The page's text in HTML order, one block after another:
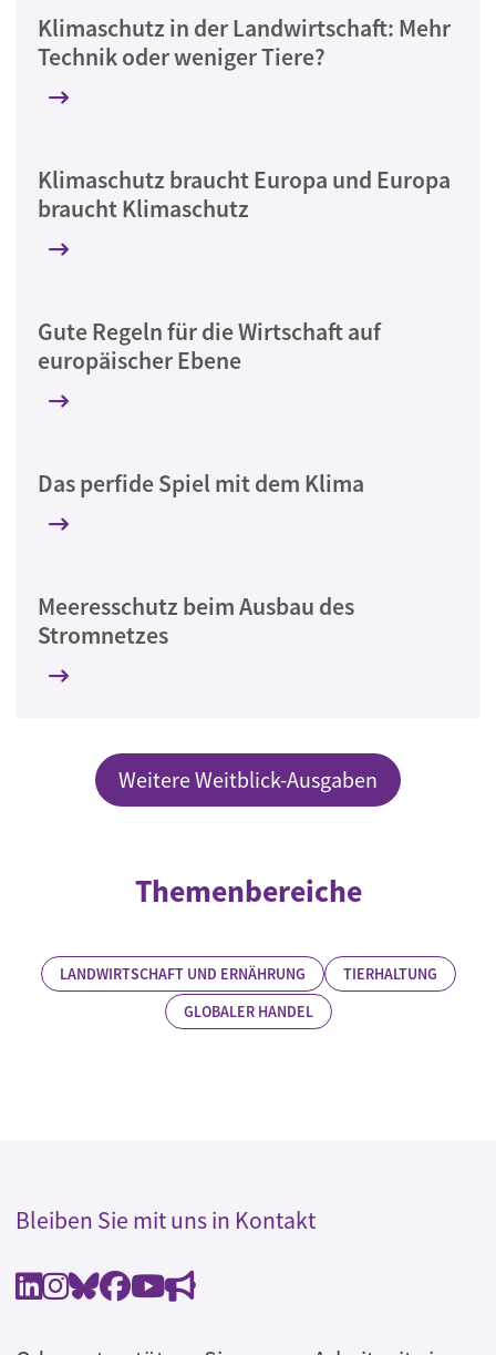
Klimaschutz in der Landwirtschaft: Mehr
Technik oder weniger Tiere?
Klimaschutz braucht Europa und Europa
braucht Klimaschutz
Gute Regeln für die Wirtschaft auf
europäischer Ebene
Das perfide Spiel mit dem Klima
Meeresschutz beim Ausbau des
Stromnetzes
Weitere Weitblick-Ausgaben
Themenbereiche
LANDWIRTSCHAFT UND ERNÄHRUNG
TIERHALTUNG
GLOBALER HANDEL
Bleiben Sie mit uns in Kontakt